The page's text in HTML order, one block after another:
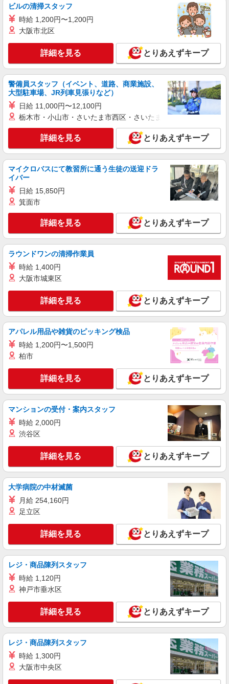
ビルの清掃スタッフ
時給 1,200円〜1,200円
大阪市北区
詳細を見る とりあえずキープ
警備員スタッフ（イベント、道路、商業施設、
大型駐車場、JR列車見張りなど）
日給 11,000円〜12,100円
栃木市・小山市・さいたま市西区・さいたま市岩槻区・久喜市・
詳細を見る とりあえずキープ
マイクロバスにて教習所に通う生徒の送迎ドラ
イバー
日給 15,850円
箕面市
詳細を見る とりあえずキープ
ラウンドワンの清掃作業員
時給 1,400円
大阪市城東区
詳細を見る とりあえずキープ
アパレル用品や雑貨のピッキング検品
時給 1,200円〜1,500円
柏市
詳細を見る とりあえずキープ
マンションの受付・案内スタッフ
時給 2,000円
渋谷区
詳細を見る とりあえずキープ
大学病院の中材滅菌
月給 254,160円
足立区
詳細を見る とりあえずキープ
レジ・商品陳列スタッフ
時給 1,120円
神戸市垂水区
詳細を見る とりあえずキープ
レジ・商品陳列スタッフ
時給 1,300円
大阪市中央区